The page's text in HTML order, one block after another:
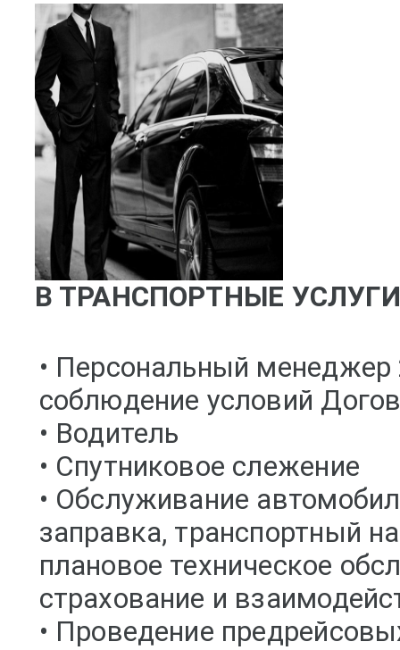
В ТРАНСПОРТНЫЕ
• Персональный
соблюдение условий
• Водитель
• Спутниковое слежение
• Обслуживание
заправка, транспортный
плановое техническое
страхование и
• Проведение